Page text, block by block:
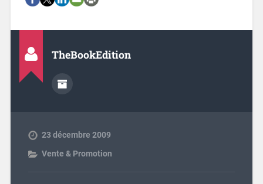
TheBookEdition
23 décembre 2009
Vente & Promotion